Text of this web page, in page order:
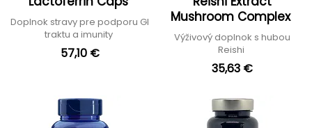
Doplnok stravy pre podporu GI
traktu a imunity
57,10 €
Mushroom Complex
Výživový doplnok s hubou
Reishi
35,63 €